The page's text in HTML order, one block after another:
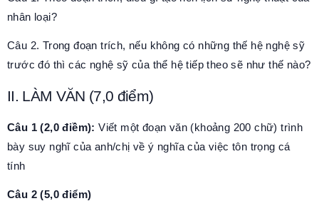
nhân loại?
Câu 2. Trong đoạn trích, nếu không có những thế hệ nghệ sỹ
trước đó thì các nghệ sỹ của thể hệ tiếp theo sẽ như thế nào?
II. LÀM VĂN (7,0 điểm)
Câu 1 (2,0 điềm):Viết một đoạn văn (khoảng 200 chữ) trình
bày suy nghĩ của anh/chị về ý nghĩa của việc tôn trọng cá
tính
Câu 2 (5,0 điểm)